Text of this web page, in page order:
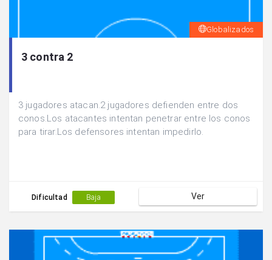
Globalizados
3 contra 2
3 jugadores atacan.2 jugadores defienden entre dos
conos.Los atacantes intentan penetrar entre los conos
para tirar.Los defensores intentan impedirlo.
Dificultad Baja Ver